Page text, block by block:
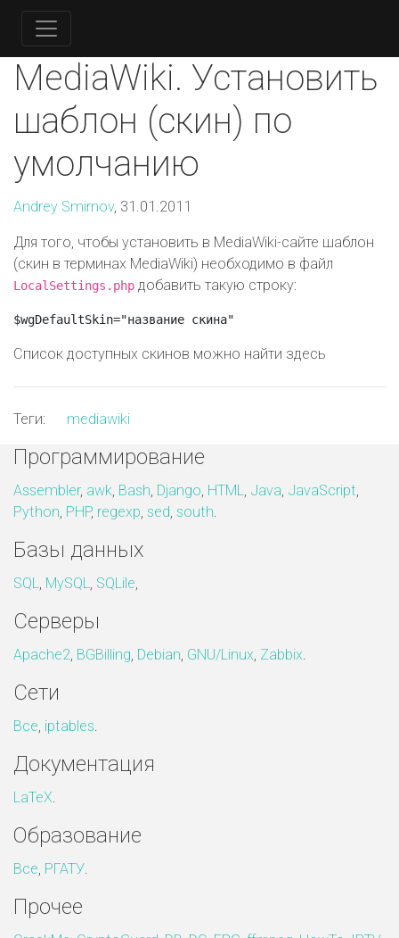
MediaWiki. Установить
шаблон (скин) по
умолчанию
Andrey Smirnov, 31.01.2011
Для того, чтобы установить в MediaWiki-сайте шаблон
(скин в терминах MediaWiki) необходимо в файл
LocalSettings.php добавить такую строку:
Список доступных скинов можно найти здесь
Теги: mediawiki
Программирование
Assembler, awk, Bash, Django, HTML, Java, JavaScript,
Python, PHP, regexp, sed, south.
Базы данных
SQL, MySQL, SQLile,
Серверы
Apache2, BGBilling, Debian, GNU/Linux, Zabbix.
Сети
Все, iptables.
Документация
LaTeX.
Образование
Все, РГАТУ.
Прочее